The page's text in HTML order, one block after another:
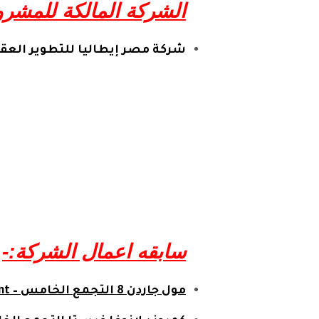
الشركة المالكة
شركة مصر إيطاليا للتطوير
سابقه اعمال الشركة:-
مول جاردن 8 التجمع الخامس – Mall Garden 8 Fifth Settlement